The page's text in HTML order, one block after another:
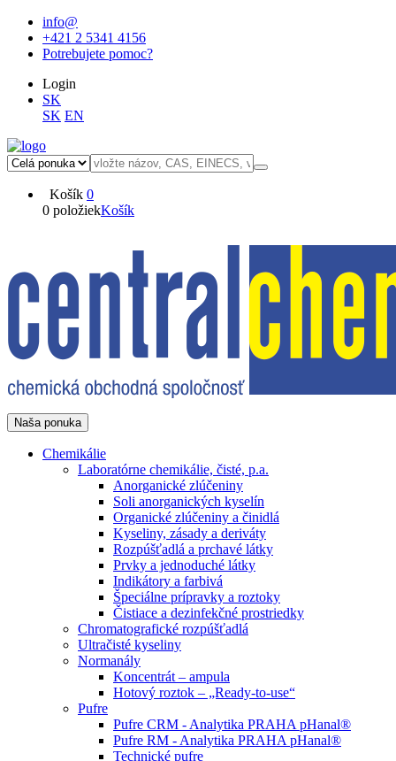
info@
+421 2 5341 4156
Potrebujete pomoc?
Login
SK
SK EN
Košík 0
0 položiekKošík
Naša ponuka
Chemikálie
Laboratórne chemikálie, čisté, p.a.
Anorganické zlúčeniny
Soli anorganických kyselín
Organické zlúčeniny a činidlá
Kyseliny, zásady a deriváty
Rozpúšťadlá a prchavé látky
Prvky a jednoduché látky
Indikátory a farbivá
Špeciálne prípravky a roztoky
Čistiace a dezinfekčné prostriedky
Chromatografické rozpúšťadlá
Ultračisté kyseliny
Normanály
Koncentrát – ampula
Hotový roztok – „Ready-to-use“
Pufre
Pufre CRM - Analytika PRAHA pHanal®
Pufre RM - Analytika PRAHA pHanal®
Technické pufre